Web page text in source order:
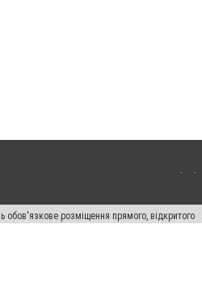
обов'язкове розміщення прямого, відкритого